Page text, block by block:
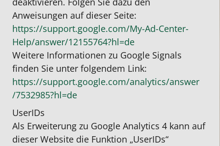
Anweisungen auf dieser Seite:
https://support.google.com/My-Ad-Center-
Help/answer/12155764?hl=de
Weitere Informationen zu Google Signals
finden Sie unter folgendem Link:
https://support.google.com/analytics/answer
/7532985?hl=de
UserIDs
Als Erweiterung zu Google Analytics 4 kann auf
dieser Website die Funktion „UserIDs“